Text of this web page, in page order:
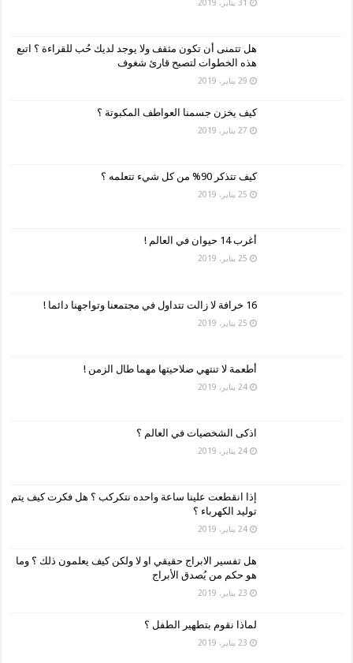
31 يناير، 2019
هل تتمنى أن تكون مثقف ولا يوجد لديك حُب للقراءة ؟ اتبع
هذه الخطوات لتصبح قارئ شغوف
29 يناير، 2019
كيف يخزن جسمنا العواطف المكبوتة ؟
27 يناير، 2019
كيف تتذكر 90% من كل شيء تتعلمه ؟
25 يناير، 2019
أغرب 14 حيوان في العالم !
25 يناير، 2019
16 خرافة لا زالت تتداول في مجتمعنا وتواجهنا دائما !
25 يناير، 2019
أطعمة لا تنتهي صلاحيتها مهما طال الزمن !
24 يناير، 2019
اذكى الشخصيات في العالم ؟
24 يناير، 2019
إذا انقطعت علينا ساعة واحده نتكركب ؟ هل فكرت كيف يتم
توليد الكهرباء ؟
24 يناير، 2019
هل تفسير الابراج حقيقي او لا ولكن كيف يعلمون ذلك ؟ وما
هو حكم من يُصدق الأبراج
23 يناير، 2019
لماذا نقوم بتطهير الطفل ؟
23 يناير، 2019